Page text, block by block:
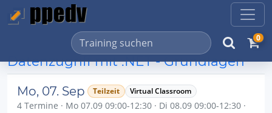
0
Datenzugriff mit .NET - Grundlagen
Mo, 07. Sep Teilzeit Virtual Classroom
4 Termine · Mo 07.09 09:00-12:30 · Di 08.09 09:00-12:30 ·